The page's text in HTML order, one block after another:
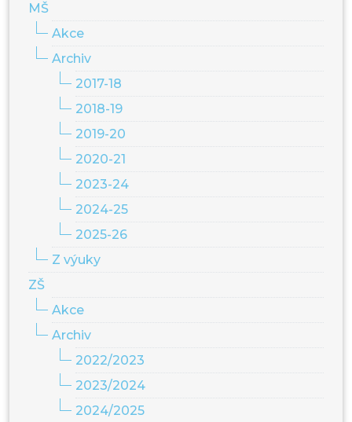
MŠ
Akce
Archiv
2017-18
2018-19
2019-20
2020-21
2023-24
2024-25
2025-26
Z výuky
ZŠ
Akce
Archiv
2022/2023
2023/2024
2024/2025